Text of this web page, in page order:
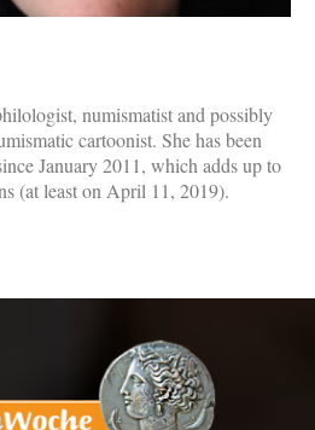
numismatist and possibly
cartoonist. She has been
January 2011, which adds up to
(at least on April 11, 2019).